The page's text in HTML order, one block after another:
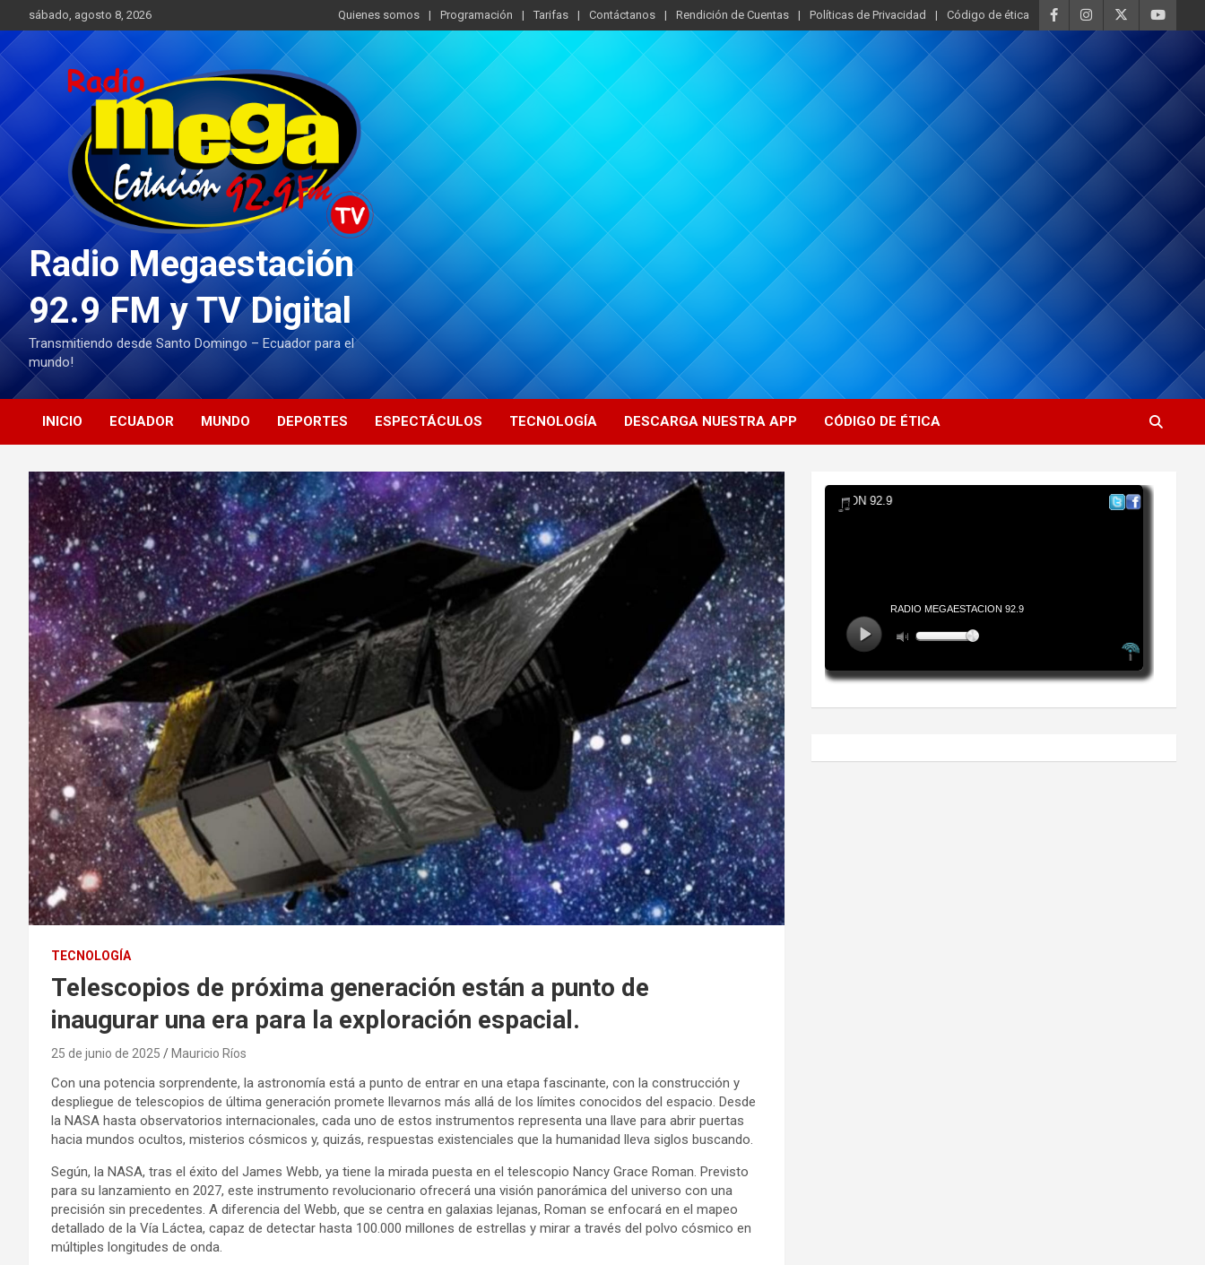
al
contenido
sábado, agosto 8, 2026 Quienes somos Programación Tarifas Contáctanos Rendición de Cuentas Políticas de Privacidad Código de ética
Radio Megaestación
92.9 FM y TV Digital
Transmitiendo desde Santo Domingo – Ecuador para el
mundo!
INICIO ECUADOR MUNDO DEPORTES ESPECTÁCULOS TECNOLOGÍA DESCARGA NUESTRA APP CÓDIGO DE ÉTICA
TECNOLOGÍA
Telescopios de próxima generación están a punto de
inaugurar una era para la exploración espacial.
25 de junio de 2025 Mauricio Ríos
Con una potencia sorprendente, la astronomía está a punto de entrar en una etapa fascinante, con la construcción y
despliegue de telescopios de última generación promete llevarnos más allá de los límites conocidos del espacio. Desde
la NASA hasta observatorios internacionales, cada uno de estos instrumentos representa una llave para abrir puertas
hacia mundos ocultos, misterios cósmicos y, quizás, respuestas existenciales que la humanidad lleva siglos buscando.
Según, la NASA, tras el éxito del James Webb, ya tiene la mirada puesta en el telescopio Nancy Grace Roman. Previsto
para su lanzamiento en 2027, este instrumento revolucionario ofrecerá una visión panorámica del universo con una
precisión sin precedentes. A diferencia del Webb, que se centra en galaxias lejanas, Roman se enfocará en el mapeo
detallado de la Vía Láctea, capaz de detectar hasta 100.000 millones de estrellas y mirar a través del polvo cósmico en
múltiples longitudes de onda.